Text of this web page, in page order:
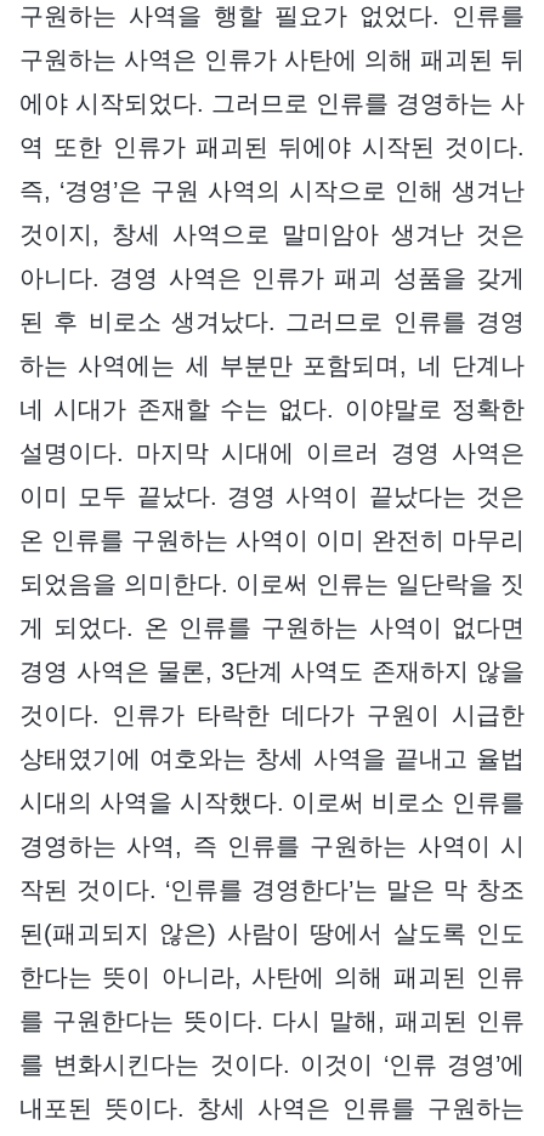
구원하는 사역을 행할 필요가 없었다. 인류를
구원하는 사역은 인류가 사탄에 의해 패괴된 뒤
에야 시작되었다. 그러므로 인류를 경영하는 사
역 또한 인류가 패괴된 뒤에야 시작된 것이다.
즉, ‘경영’은 구원 사역의 시작으로 인해 생겨난
것이지, 창세 사역으로 말미암아 생겨난 것은
아니다. 경영 사역은 인류가 패괴 성품을 갖게
된 후 비로소 생겨났다. 그러므로 인류를 경영
하는 사역에는 세 부분만 포함되며, 네 단계나
네 시대가 존재할 수는 없다. 이야말로 정확한
설명이다. 마지막 시대에 이르러 경영 사역은
이미 모두 끝났다. 경영 사역이 끝났다는 것은
온 인류를 구원하는 사역이 이미 완전히 마무리
되었음을 의미한다. 이로써 인류는 일단락을 짓
게 되었다. 온 인류를 구원하는 사역이 없다면
경영 사역은 물론, 3단계 사역도 존재하지 않을
것이다. 인류가 타락한 데다가 구원이 시급한
상태였기에 여호와는 창세 사역을 끝내고 율법
시대의 사역을 시작했다. 이로써 비로소 인류를
경영하는 사역, 즉 인류를 구원하는 사역이 시
작된 것이다. ‘인류를 경영한다’는 말은 막 창조
된(패괴되지 않은) 사람이 땅에서 살도록 인도
한다는 뜻이 아니라, 사탄에 의해 패괴된 인류
를 구원한다는 뜻이다. 다시 말해, 패괴된 인류
를 변화시킨다는 것이다. 이것이 ‘인류 경영’에
내포된 뜻이다. 창세 사역은 인류를 구원하는